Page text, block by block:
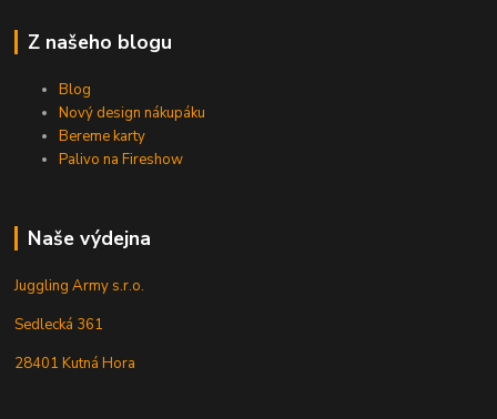
Z našeho blogu
Blog
Nový design nákupáku
Bereme karty
Palivo na Fireshow
Naše výdejna
Juggling Army s.r.o.
Sedlecká 361
28401 Kutná Hora